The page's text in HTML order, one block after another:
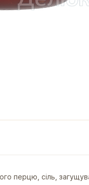
перцю, сіль,